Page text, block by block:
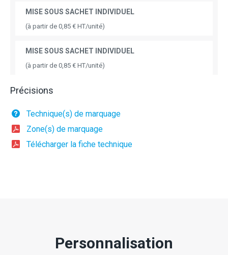
MISE SOUS SACHET INDIVIDUEL
(à partir de 0,85 € HT/unité)
MISE SOUS SACHET INDIVIDUEL
(à partir de 0,85 € HT/unité)
Précisions
Technique(s) de marquage
Zone(s) de marquage
Télécharger la fiche technique
Personnalisation